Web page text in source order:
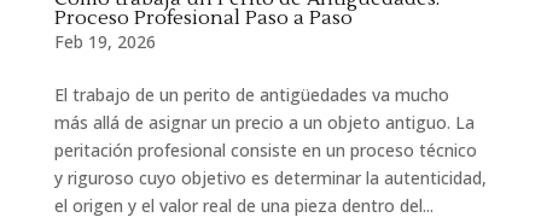
Proceso Profesional Paso a Paso
Feb 19, 2026
El trabajo de un perito de antigüedades va mucho
más allá de asignar un precio a un objeto antiguo. La
peritación profesional consiste en un proceso técnico
y riguroso cuyo objetivo es determinar la autenticidad,
el origen y el valor real de una pieza dentro del...